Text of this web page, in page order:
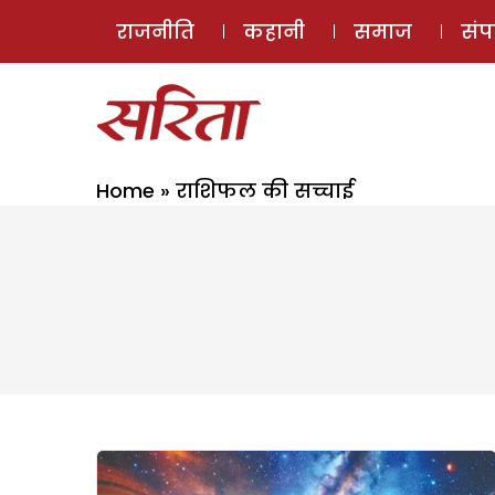
राजनीति कहानी समाज
Home » राशिफल की सच्चाई